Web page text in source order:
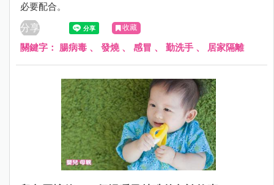
必要配合。
分享 收藏
關鍵字： 腸病毒 、 發燒、 感冒 、 勤洗手 、 居家隔離